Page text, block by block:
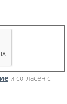
и согласен с